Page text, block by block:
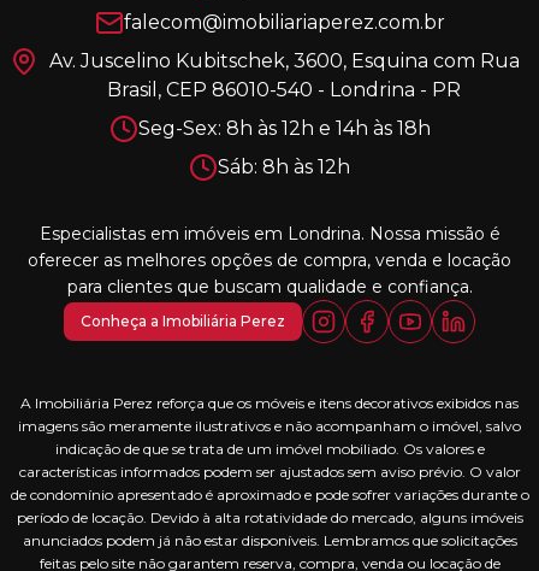
falecom@imobiliariaperez.com.br
Av. Juscelino Kubitschek, 3600, Esquina com Rua
Brasil, CEP 86010-540 - Londrina - PR
Seg-Sex: 8h às 12h e 14h às 18h
Sáb: 8h às 12h
Especialistas em imóveis em Londrina. Nossa missão é
oferecer as melhores opções de compra, venda e locação
para clientes que buscam qualidade e confiança.
Conheça a Imobiliária Perez
A Imobiliária Perez reforça que os móveis e itens decorativos exibidos nas
imagens são meramente ilustrativos e não acompanham o imóvel, salvo
indicação de que se trata de um imóvel mobiliado. Os valores e
características informados podem ser ajustados sem aviso prévio. O valor
de condomínio apresentado é aproximado e pode sofrer variações durante o
período de locação. Devido à alta rotatividade do mercado, alguns imóveis
anunciados podem já não estar disponíveis. Lembramos que solicitações
feitas pelo site não garantem reserva, compra, venda ou locação de